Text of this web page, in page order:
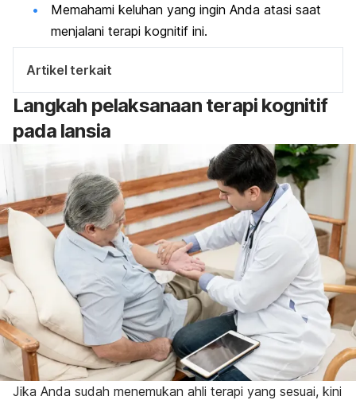
Memahami keluhan yang ingin Anda atasi saat
menjalani terapi kognitif ini.
Artikel terkait
Langkah pelaksanaan terapi kognitif
pada lansia
Jika Anda sudah menemukan ahli terapi yang sesuai, kini